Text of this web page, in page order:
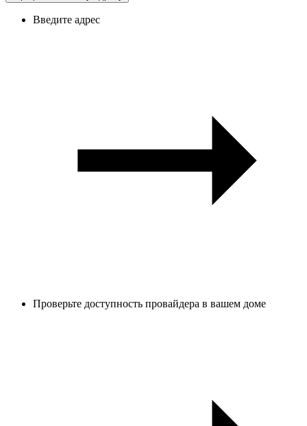
Введите адрес
Проверьте доступность провайдера в вашем доме